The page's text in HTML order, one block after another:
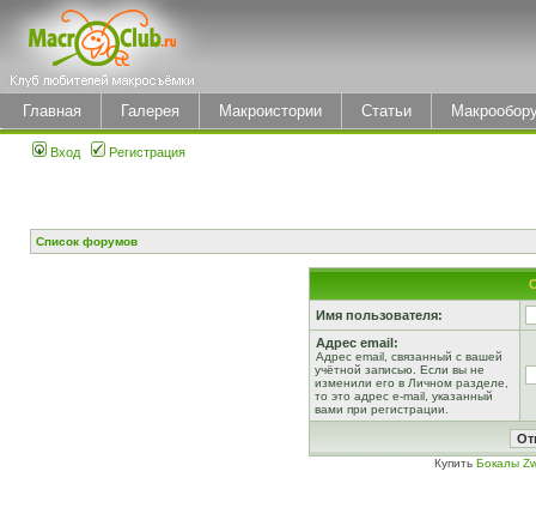
Главная Галерея Макроистории Статьи
Вход Регистрация
Список форумов
Имя пользователя:
Адрес email:
Адрес email, связанный с вашей
учётной записью. Если вы не
изменили его в Личном разделе,
то это адрес e-mail, указанный
вами при регистрации.
Купить Бокалы